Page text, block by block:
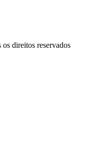
direitos reservados